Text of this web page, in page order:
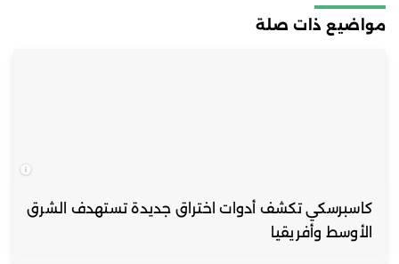
مواضيع ذات صلة
كاسبرسكي تكشف أدوات اختراق جديدة تستهدف الشرق
الأوسط وأفريقيا